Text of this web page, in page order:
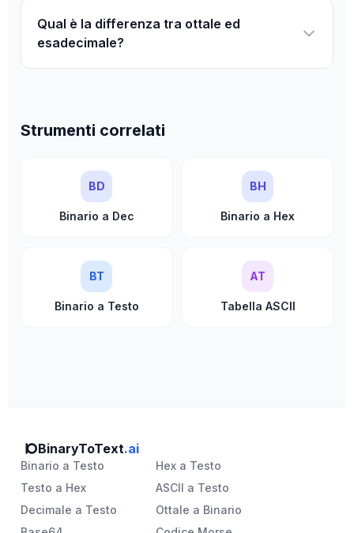
Qual è la differenza tra ottale ed
esadecimale?
Strumenti correlati
BD
Binario a Dec
BH
Binario a Hex
BT
Binario a Testo
AT
Tabella ASCII
BinaryToText.ai
Binario a Testo
Hex a Testo
Testo a Hex
ASCII a Testo
Decimale a Testo
Ottale a Binario